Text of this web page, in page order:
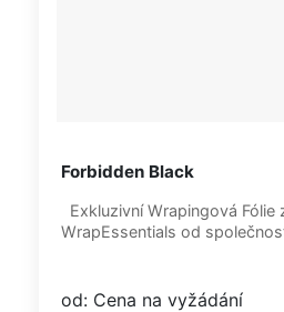
Forbidden Black
WrapEssentials od
od: Cena na vyžádání